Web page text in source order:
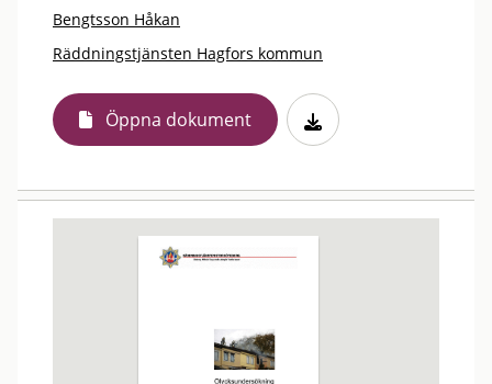
Bengtsson Håkan
Räddningstjänsten Hagfors kommun
Öppna dokument